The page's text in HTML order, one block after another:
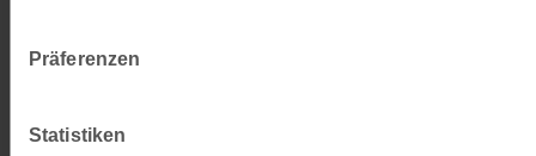
Präferenzen
Statistiken